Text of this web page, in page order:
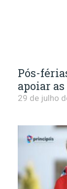
Pós-
apoiar
29 de julho